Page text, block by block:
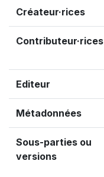
Créateur·rices
Contributeur·rices
Editeur
Métadonnées
Sous-parties ou
versions